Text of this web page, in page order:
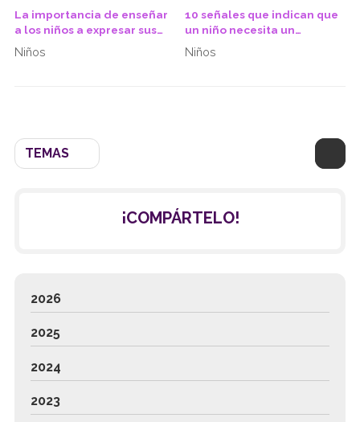
TEMAS
La importancia de enseñar
a los niños a expresar sus
emociones
Niños
10 señales que indican que
un niño necesita un
psicólogo
Niños
¡COMPÁRTELO!
2026
2025
2024
2023